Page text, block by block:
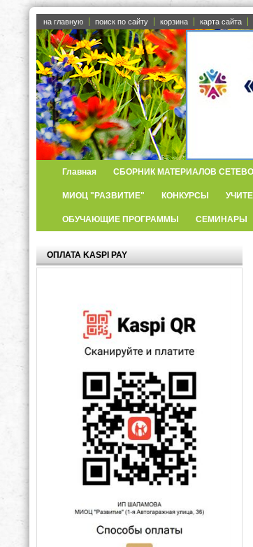
на главную поиск по сайту корзина карта сайта
Главная СБОРНИК МАТЕРИАЛОВ
МИОЦ "РАЗВИТИЕ" КОНКУРСЫ
ОБУЧАЮЩИЕ ПРОГРАММЫ СЕМИНАРЫ
ОПЛАТА KASPI PAY